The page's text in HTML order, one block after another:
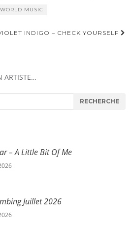
WORLD MUSIC
INDIGO – CHECK YOURSELF
ARTISTE…
RECHERCHE
– A Little Bit Of Me
Juillet 2026